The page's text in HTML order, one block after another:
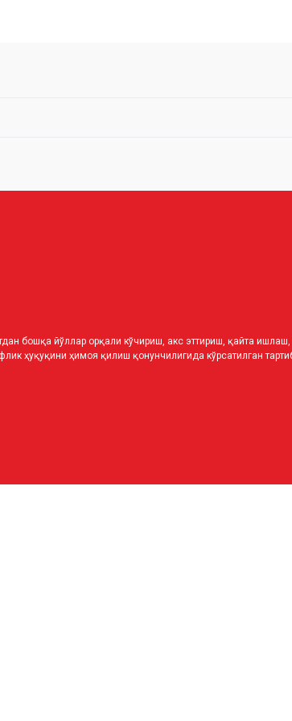
бошқа йўллар орқали кўчириш, акс эттириш, қайта
ҳуқуқини ҳимоя қилиш қонунчилигида кўрсатилган